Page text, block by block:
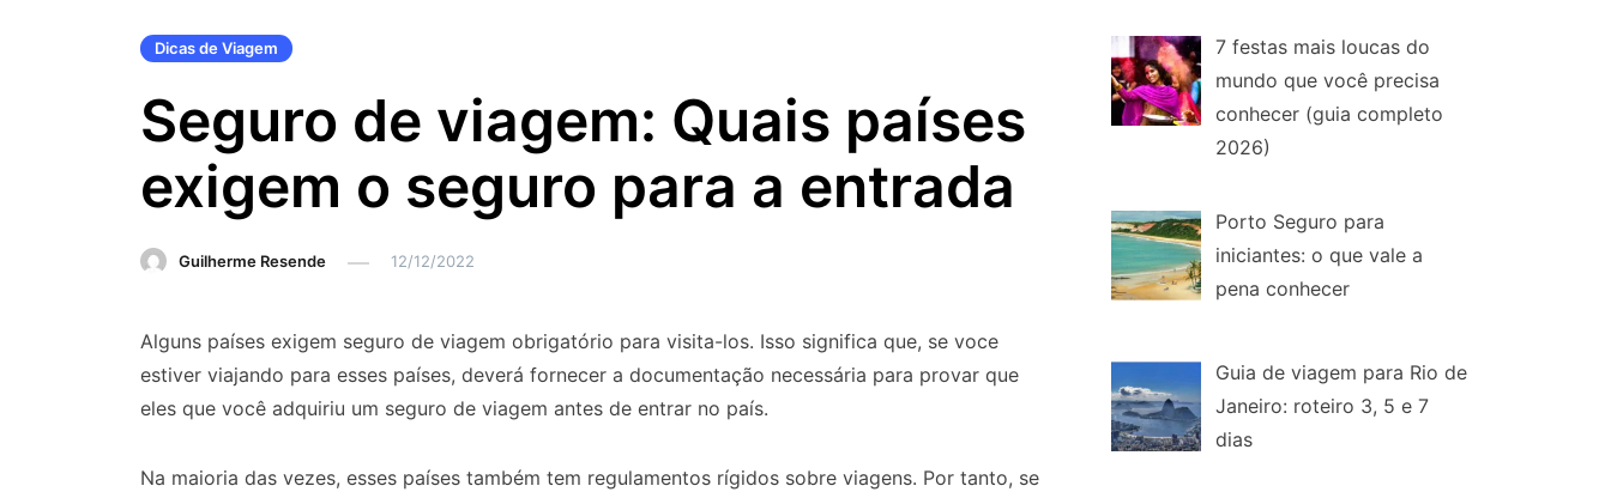
Dicas de Viagem
Seguro de viagem: Quais países
exigem o seguro para a entrada
Guilherme Resende 12/12/2022
Alguns países exigem seguro de viagem obrigatório para visita-los. Isso significa que, se voce
estiver viajando para esses países, deverá fornecer a documentação necessária para provar que
eles que você adquiriu um seguro de viagem antes de entrar no país.
Na maioria das vezes, esses países também tem regulamentos rígidos sobre viagens. Por tanto, se
7 festas mais loucas do
mundo que você precisa
conhecer (guia completo
2026)
Porto Seguro para
iniciantes: o que vale a
pena conhecer
Guia de viagem para Rio de
Janeiro: roteiro 3, 5 e 7
dias